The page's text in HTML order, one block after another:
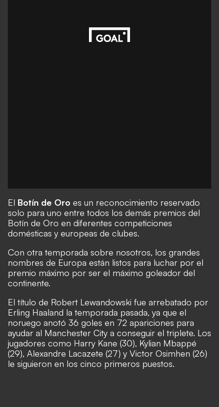
El Botín de Oro es un reconocimiento reservado
solo para uno entre todos los demás premios del
Botín de Oro en diferentes competiciones
domésticas y europeas de clubes.
Con otra temporada sobre nosotros, los grandes
nombres de Europa están listos para luchar por el
premio máximo por ser el máximo goleador del
continente.
El título de Robert Lewandowski fue arrebatado por
Erling Haaland la temporada pasada, ya que el
noruego anotó 36 goles en 72 apariciones para
ayudar al Manchester City a conseguir el triplete. Los
jugadores como Harry Kane (30), Kylian Mbappé
(29), Alexandre Lacazete (27) y Victor Osimhen (26)
le siguieron en los cinco primeros puestos.